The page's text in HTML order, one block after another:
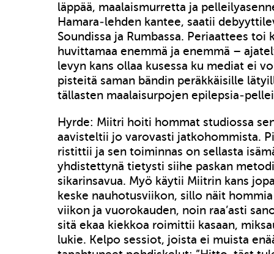
läppää, maalaismurretta ja
Hamara-lehden kantee, saatii
Soundissa ja Rumbassa. Periaattees toi
huvittamaa enemmä ja enemmä –
levyn kans ollaa kusessa ku mediat ei
pisteitä saman bändin peräkkäisille
tällasten maalaisurpojen epilepsia-
Hyrde: Miitri hoiti hommat studiossa
aavisteltii jo varovasti jatkohommista.
ristittii ja sen toiminnas on sellasta
yhdistettynä tietysti siihe paskan
sikarinsavua. Myö käytii Miitrin kans
keske nauhotusviikon, sillo näit
viikon ja vuorokauden, noin raa’asti
sitä ekaa kiekkoa roimittii kasaan,
lukie. Kelpo sessiot, joista ei muista